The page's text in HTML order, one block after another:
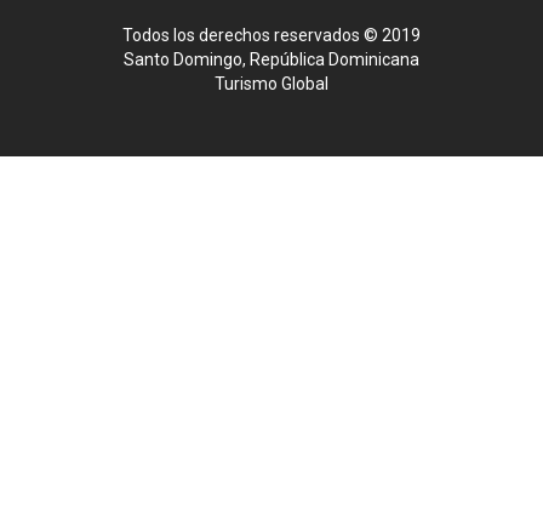
Todos los derechos reservados © 2019
Santo Domingo, República Dominicana
Turismo Global